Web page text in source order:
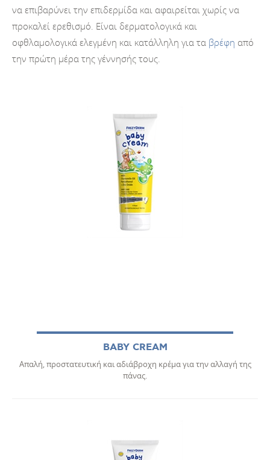
να επιβαρύνει την επιδερμίδα και αφαιρείται χωρίς να
προκαλεί ερεθισμό. Είναι δερματολογικά και
οφθλαμολογικά ελεγμένη και κατάλληλη για τα βρέφη από
την πρώτη μέρα της γέννησής τους.
BABY CREAM
Απαλή, προστατευτική και αδιάβροχη κρέμα για την αλλαγή της
πάνας.